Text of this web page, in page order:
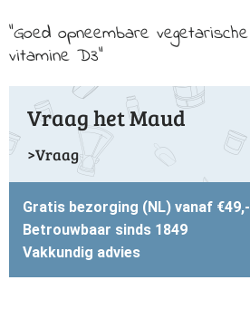
Goed opneembare vegetarische
vitamine D3
Vraag het Maud
Vraag
Gratis bezorging (NL) vanaf €49,-
Betrouwbaar sinds 1849
Vakkundig advies